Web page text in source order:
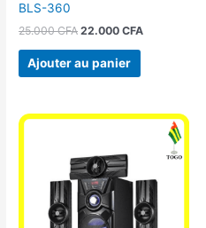
BLS-360
25.000CFA 22.000CFA
Ajouter au panier